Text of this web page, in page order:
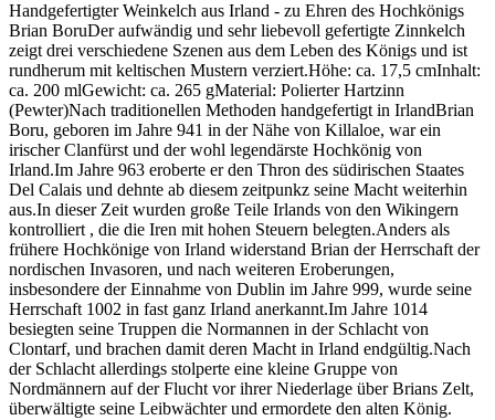
Handgefertigter Weinkelch aus Irland - zu Ehren des Hochkönigs
Brian BoruDer aufwändig und sehr liebevoll gefertigte Zinnkelch
zeigt drei verschiedene Szenen aus dem Leben des Königs und ist
rundherum mit keltischen Mustern verziert.Höhe: ca. 17,5 cmInhalt:
ca. 200 mlGewicht: ca. 265 gMaterial: Polierter Hartzinn
(Pewter)Nach traditionellen Methoden handgefertigt in IrlandBrian
Boru, geboren im Jahre 941 in der Nähe von Killaloe, war ein
irischer Clanfürst und der wohl legendärste Hochkönig von
Irland.Im Jahre 963 eroberte er den Thron des südirischen Staates
Del Calais und dehnte ab diesem zeitpunkz seine Macht weiterhin
aus.In dieser Zeit wurden große Teile Irlands von den Wikingern
kontrolliert , die die Iren mit hohen Steuern belegten.Anders als
frühere Hochkönige von Irland widerstand Brian der Herrschaft der
nordischen Invasoren, und nach weiteren Eroberungen,
insbesondere der Einnahme von Dublin im Jahre 999, wurde seine
Herrschaft 1002 in fast ganz Irland anerkannt.Im Jahre 1014
besiegten seine Truppen die Normannen in der Schlacht von
Clontarf, und brachen damit deren Macht in Irland endgültig.Nach
der Schlacht allerdings stolperte eine kleine Gruppe von
Nordmännern auf der Flucht vor ihrer Niederlage über Brians Zelt,
überwältigte seine Leibwächter und ermordete den alten König.